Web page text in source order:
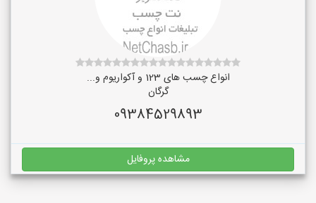
انواع چسب های 123 و آکواریوم و...
گرگان
09384529893
مشاهده پروفایل